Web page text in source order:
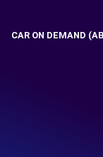
CAR ON DEMAND